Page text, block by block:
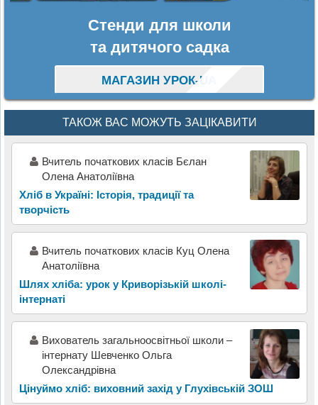
Стенди для школи
та дитячого садка
МАГАЗИН УРОК-UA
ТАКОЖ ВАС МОЖУТЬ ЗАЦІКАВИТИ
Вчитель початкових класів Бєлан
Олена Анатоліївна
Хліб в Україні: Історія, традиції та
творчість
Вчитель початкових класів Куц Олена
Анатоліївна
Шлях хліба: урок у Криворізькій школі-
інтернаті
Вихователь загальноосвітньої школи –
інтернату Шевченко Ольга
Олександрівна
Цінуймо хліб: виховний захід у Глухівській ЗОШ